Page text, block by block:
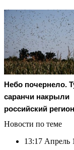
Небо почернело.
саранчи накрыли
российский регион
Новости по теме
13:17 Апрель